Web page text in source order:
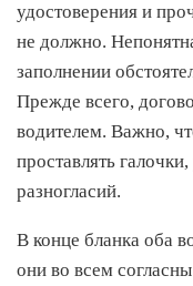
удостоверения и
не должно.
заполнении
Прежде всего,
водителем. Важно,
проставлять
разногласий.
В конце бланка оба
они во всем